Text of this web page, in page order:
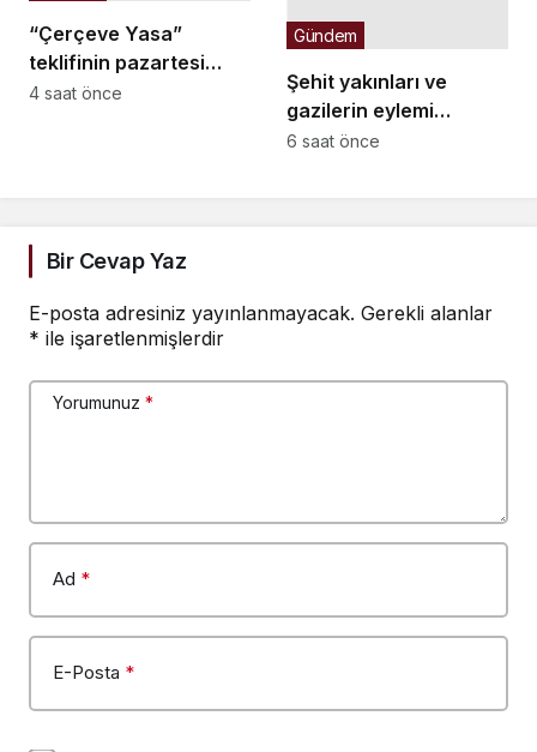
“Çerçeve Yasa”
teklifinin pazartesi
günü TBMM Genel
4 saat önce
Şehit yakınları ve
gazilerin eylemi
sürüyor… Bir gazi:
Gündem
6 saat önce
Bir Cevap Yaz
E-posta adresiniz yayınlanmayacak. Gerekli alanlar
* ile işaretlenmişlerdir
Yorumunuz *
Ad *
E-Posta *